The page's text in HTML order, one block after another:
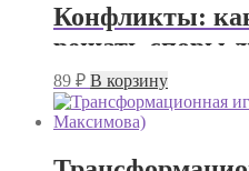
Конфликты:
решать споры
(Юлия
89 ₽ В корзину